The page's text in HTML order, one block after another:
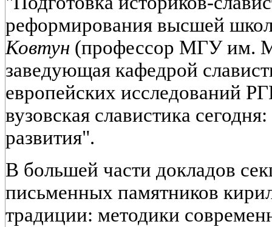
реформирования высшей
Ковтун (профессор МГУ им.
заведующая кафедрой
европейских исследований
вузовская славистика
развития".
В большей части докладов
письменных памятников
традиции: методики